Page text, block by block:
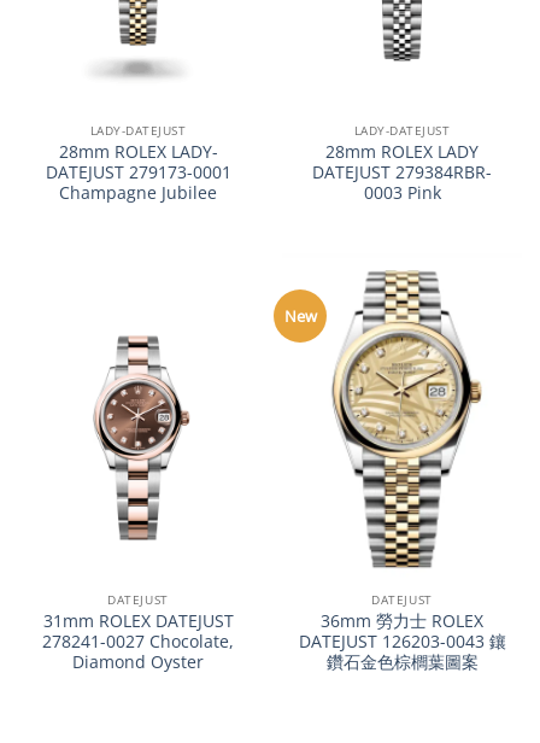
LADY-DATEJUST
28mm ROLEX LADY-
DATEJUST 279173-0001
Champagne Jubilee
LADY-DATEJUST
28mm ROLEX LADY
DATEJUST 279384RBR-
0003 Pink
DATEJUST
31mm ROLEX DATEJUST
278241-0027 Chocolate,
Diamond Oyster
New
DATEJUST
36mm 勞力士 ROLEX
DATEJUST 126203-0043 鑲
鑽石金色棕櫚葉圖案